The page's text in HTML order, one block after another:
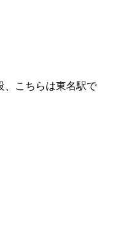
、こちらは東名駅で